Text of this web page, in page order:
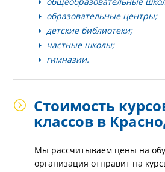
образовательные центры;
детские библиотеки;
частные школы;
гимназии.
Стоимость
классов в
Мы рассчитываем цены на
организация отправит на